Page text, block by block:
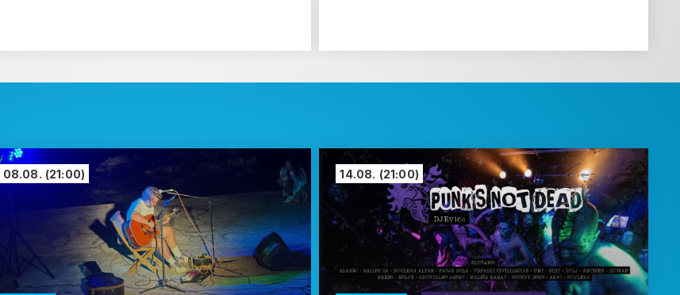
08.08. (21:00) 14.08. (21:00)